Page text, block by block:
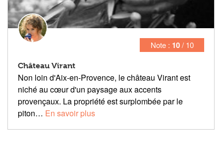
Note : 10/ 10
Château Virant
Non loin d'Aix-en-Provence, le château Virant est
niché au cœur d'un paysage aux accents
provençaux. La propriété est surplombée par le
piton… En savoir plus